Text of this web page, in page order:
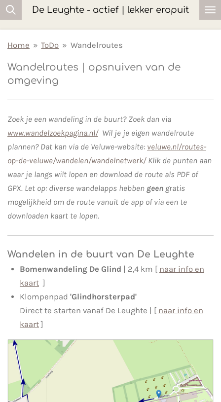
Ga
hoofdinhoud
De Leughte - actief | lekker eropuit
Home » ToDo » Wandelroutes
Wandelroutes | opsnuiven van de
omgeving
Zoek je een wandeling in de buurt? Zoek dan via
www.wandelzoekpagina.nl/Wil je je eigen wandelroute
plannen? Dat kan via de Veluwe-website: veluwe.nl/routes-
op-de-veluwe/wandelen/wandelnetwerk/Klik de punten aan
waar je langs wilt lopen en download de route als PDF of
GPX. Let op: diverse wandelapps hebben geen gratis
mogelijkheid om de route vanuit de app of via een te
downloaden kaart te lopen.
Wandelen in de buurt van De Leughte
Bomenwandeling De Glind | 2,4 km [ naar info en
kaart ]
Klompenpad 'Glindhorsterpad'
Direct te starten vanaf De Leughte | [ naar info en
kaart]